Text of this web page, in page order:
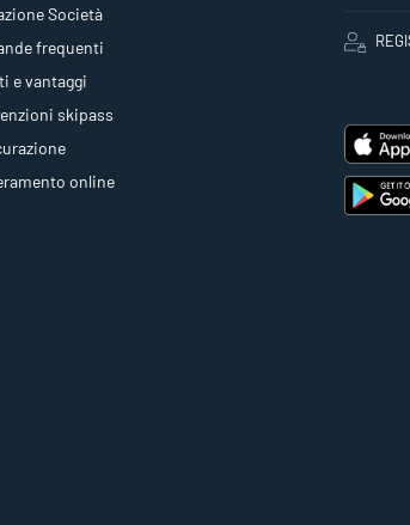
Società
frequenti
e vantaggi
skipass
online